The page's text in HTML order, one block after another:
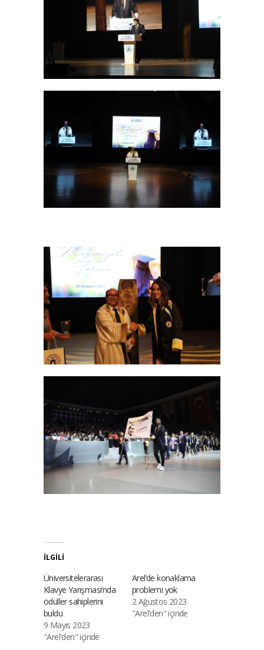
İLGILI
Üniversitelerarası
Klavye Yarışması’nda
ödüller sahiplerini
buldu
9 Mayıs 2023
"Arel'den" içinde
Arel’de konaklama
problemi yok
2 Ağustos 2023
"Arel'den" içinde